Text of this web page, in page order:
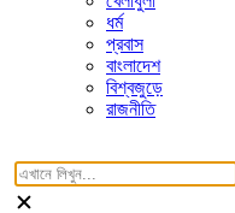
ধর্ম
প্রবাস
বাংলাদেশ
বিশ্বজুড়ে
রাজনীতি